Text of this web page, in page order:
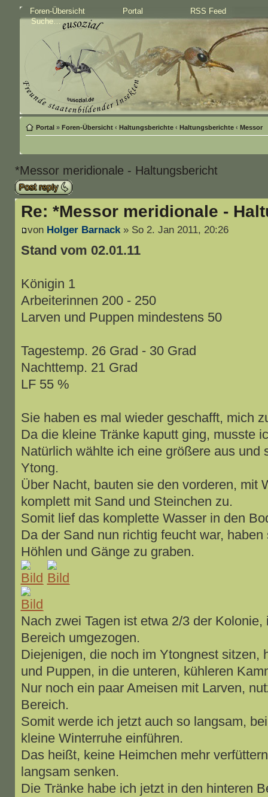
Foren-Übersicht Portal RSS Feed
Portal» Foren-Übersicht ‹ Haltungsberichte ‹ Haltungsberichte ‹ Messor
*Messor meridionale - Haltungsbericht
Antwort schreiben
Re: *Messor meridionale -
von Holger Barnack» So 2. Jan 2011, 20:26
Stand vom 02.01.11
Königin 1
Arbeiterinnen 200 - 250
Larven und Puppen mindestens 50
Tagestemp. 26 Grad - 30 Grad
Nachttemp. 21 Grad
LF 55 %
Sie haben es mal wieder geschafft, mich
Da die kleine Tränke kaputt ging, musste
Natürlich wählte ich eine größere aus und
Ytong.
Über Nacht, bauten sie den vorderen, mit
komplett mit Sand und Steinchen zu.
Somit lief das komplette Wasser in den
Da der Sand nun richtig feucht war,
Höhlen und Gänge zu graben.
Nach zwei Tagen ist etwa 2/3 der
Bereich umgezogen.
Diejenigen, die noch im Ytongnest sitzen,
und Puppen, in die unteren, kühleren
Nur noch ein paar Ameisen mit Larven,
Bereich.
Somit werde ich jetzt auch so langsam,
kleine Winterruhe einführen.
Das heißt, keine Heimchen mehr
langsam senken.
Die Tränke habe ich jetzt in den hinteren